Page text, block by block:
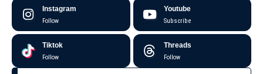
Instagram
Follow
Youtube
Subscribe
Tiktok
Follow
Threads
Follow